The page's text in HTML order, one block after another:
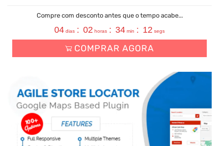
Compre com desconto antes que o tempo acabe...
04 dias : 02 horas : 34 min : 11 segs
COMPRAR AGORA